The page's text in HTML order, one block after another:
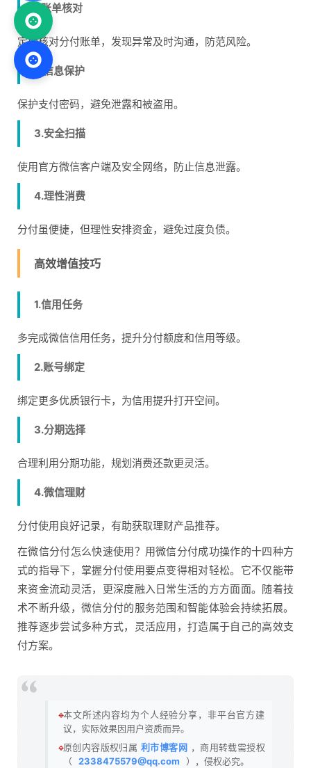
1.账单核对
定期核对分付账单，发现异常及时沟通，防范风险。
2.信息保护
保护支付密码，避免泄露和被盗用。
3.安全扫描
使用官方微信客户端及安全网络，防止信息泄露。
4.理性消费
分付虽便捷，但理性安排资金，避免过度负债。
高效增值技巧
1.信用任务
多完成微信信用任务，提升分付额度和信用等级。
2.账号绑定
绑定更多优质银行卡，为信用提升打开空间。
3.分期选择
合理利用分期功能，规划消费还款更灵活。
4.微信理财
分付使用良好记录，有助获取理财产品推荐。
在微信分付怎么快速使用？用微信分付成功操作的十四种方
式的指导下，掌握分付使用要点变得相对轻松。它不仅能带
来资金流动灵活，更深度融入日常生活的方方面面。随着技
术不断升级，微信分付的服务范围和智能体验会持续拓展。
推荐逐步尝试多种方式，灵活应用，打造属于自己的高效支
付方案。
🔹本文所述内容均为个人经验分享，非平台官方建
议，实际效果因用户资质而异。
🔹原创内容版权归属 利市博客网 ，商用转载需授权
（
2338475579@qq.com
），侵权必究。